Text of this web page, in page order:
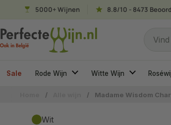
Ga naar content
5000+ Wijnen 8.8/10 - 8473
Sale Rode Wijn Witte Wijn
/ / Madame Wisdom
Wit